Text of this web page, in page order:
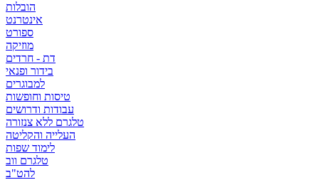
הובלות
אינטרנט
ספורט
מוזיקה
דת - חרדים
בידור ופנאי
למבוגרים
טיסות וחופשות
עבודות ודרושים
טלגרם ללא צנזורה
העלייה והקליטה
לימוד שפות
טלגרם ווב
להט"ב